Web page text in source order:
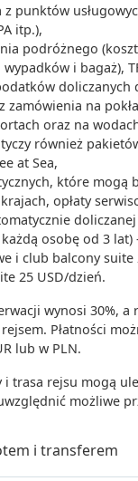
z punktów
itp.),
podróżnego
i bagaż),
doliczanych
zamówienia na
oraz na
również
at Sea,
które mogą
opłaty
osobę od 3 lat)
i club balcony suite
25 USD/dzień.
wynosi 30%, a
Płatności
lub w PLN.
i trasa rejsu mogą
możliwe
i transferem